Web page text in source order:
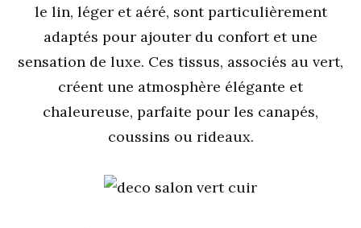
le lin, léger et aéré, sont particulièrement
adaptés pour ajouter du confort et une
sensation de luxe. Ces tissus, associés au vert,
créent une atmosphère élégante et
chaleureuse, parfaite pour les canapés,
coussins ou rideaux.